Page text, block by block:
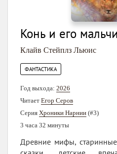
Конь и его
Клайв Стейплз Льюис
ФАНТАСТИКА
Год выхода: 2026
Читает Егор Серов
Серия Хроники Нарнии (#3)
3 часа 32 минуты
Древние мифы,